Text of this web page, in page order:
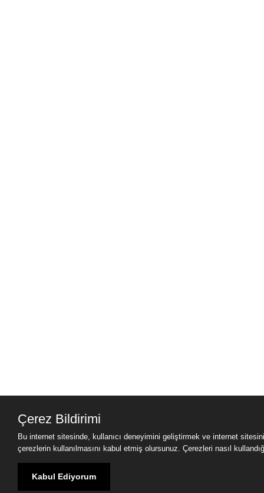
Çerez Bildirimi
Bu internet sitesinde, kullanıcı deneyimini geliştirmek ve internet
çerezlerin kullanılmasını kabul etmiş olursunuz. Çerezleri nasıl
Kabul Ediyorum